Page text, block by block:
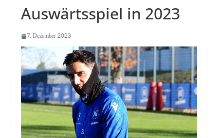
Auswärtsspiel in 2023
7. Dezember 2023